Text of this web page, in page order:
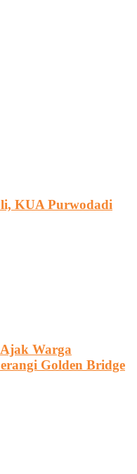
KUA Purwodadi
Warga
Golden Bridge